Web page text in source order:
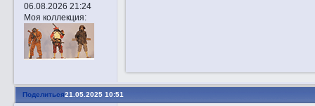
06.08.2026 21:24
Моя коллекция:
Поделиться21.05.2025 10:51